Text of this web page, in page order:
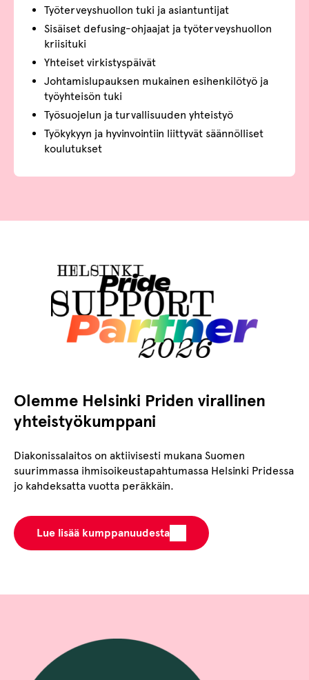
Työterveyshuollon tuki ja asiantuntijat
Sisäiset defusing-ohjaajat ja työterveyshuollon
kriisituki
Yhteiset virkistyspäivät
Johtamislupauksen mukainen esihenkilötyö ja
työyhteisön tuki
Työsuojelun ja turvallisuuden yhteistyö
Työkykyyn ja hyvinvointiin liittyvät säännölliset
koulutukset
Olemme Helsinki Priden virallinen
yhteistyökumppani
Diakonissalaitos on aktiivisesti mukana Suomen
suurimmassa ihmisoikeustapahtumassa Helsinki Pridessa
jo kahdeksatta vuotta peräkkäin.
Lue lisää kumppanuudesta